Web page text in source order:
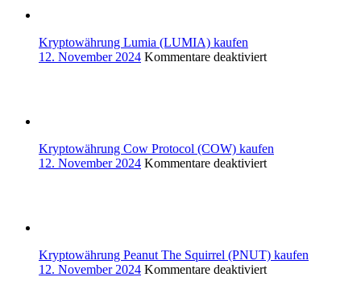
Kryptowährung Lumia (LUMIA) kaufen
12. November 2024 Kommentare deaktiviertfür
Kryptowährung Cow Protocol (COW) kaufen
12. November 2024 Kommentare deaktiviertfür
Kryptowährung Peanut The Squirrel (PNUT) kaufen
12. November 2024 Kommentare deaktiviertfür